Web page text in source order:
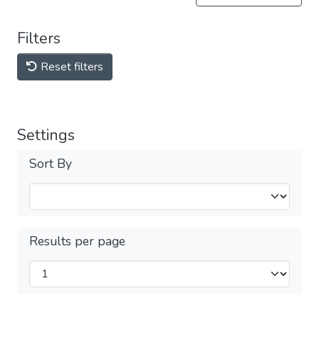
Filters
Reset filters
Settings
Sort By
Results per page